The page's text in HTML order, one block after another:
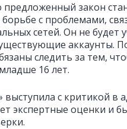
предложенный закон
с проблемами,
сетей. Он не будет
аккаунты.
следить за тем,
16 лет.
выступила с критикой в
экспертные оценки и